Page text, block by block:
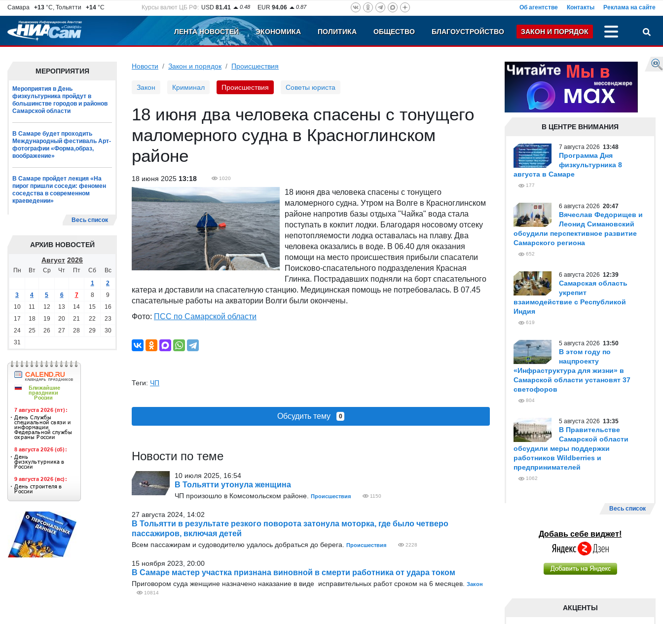
Самара +13 °C, Тольятти +14 °C Курсы валют ЦБ РФ: USD 81.41 0.48 EUR 94.06 0.87 Об агентстве Контакты Реклама на сайте
ЛЕНТА НОВОСТЕЙ ЭКОНОМИКА ПОЛИТИКА ОБЩЕСТВО БЛАГОУСТРОЙСТВО ЗАКОН И ПОРЯДОК
МЕРОПРИЯТИЯ
Мероприятия в День
физкультурника пройдут в
большинстве городов и районов
Самарской области
В Самаре будет проходить
Международный фестиваль Арт-
фотографии «Форма,образ,
воображение»
В Самаре пройдет лекция «На
пирог пришли соседи: феномен
соседства в современном
краеведении»
Весь список
АРХИВ НОВОСТЕЙ
Август 2026
Пн Вт Ср Чт Пт Сб
Вс
1
2
3
4 5 6 7 8
9
10
11 12 13 14 15
16
17
18 19 20 21 22
23
24
25 26 27 28 29
30
31
Новости Закон и порядок Происшествия
Закон Криминал Происшествия Советы юриста
18 июня два человека спасены с тонущего
маломерного судна в Красноглинском
районе
18 июня 2025 13:18 1020
18 июня два человека спасены с тонущего
маломерного судна. Утром на Волге в Красноглинском
районе напротив базы отдыха "Чайка" вода стала
поступать в кокпит лодки. Благодаря носовому отсеку
непотопляемости лодка оставалась на плаву. Два
человека оказались в воде. В 06.40 для оказания
помощи на место происшествия прибыли спасатели
Поисково-спасательного подразделения Красная
Глинка. Пострадавших подняли на борт спасательного
катера и доставили на спасателную станцию. Медицинская помощь не потребовалась. В 07.45
спасательные работы на акватории Волги были окончены.
Фото: ПСС по Самарской области
Теги: ЧП
Обсудить тему 0
Новости по теме
10 июля 2025, 16:54
В Тольятти утонула женщина
ЧП произошло в Комсомольском районе. Происшествия 1150
27 августа 2024, 14:02
В Тольятти в результате резкого поворота затонула моторка, где было четверо
пассажиров, включая детей
Всем пассажирам и судоводителю удалось добраться до берега. Происшествия 2228
15 ноября 2023, 20:00
В Самаре мастер участка признана виновной в смерти работника от удара током
Приговором суда женщине назначено наказание в виде исправительных работ сроком на 6 месяцев. Закон
10814
В ЦЕНТРЕ ВНИМАНИЯ
7 августа 2026 13:48
Программа Дня
физкультурника 8
августа в Самаре
177
6 августа 2026 20:47
Вячеслав Федорищев и
Леонид Симановский
обсудили перспективное развитие
Самарского региона
652
6 августа 2026 12:39
Самарская область
укрепит
взаимодействие с Республикой
Индия
619
5 августа 2026 13:50
В этом году по
нацпроекту
«Инфраструктура для жизни» в
Самарской области установят 37
светофоров
804
5 августа 2026 13:35
В Правительстве
Самарской области
обсудили меры поддержки
работников Wildberries и
предпринимателей
1062
Весь список
Добавь себе виджет!
АКЦЕНТЫ